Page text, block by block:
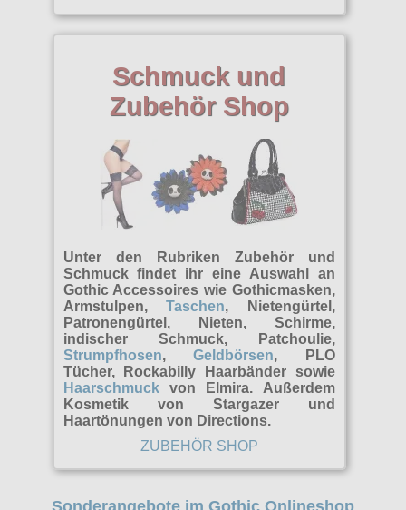
Schmuck und
Zubehör Shop
Unter den Rubriken Zubehör und
Schmuck findet ihr eine Auswahl an
Gothic Accessoires wie Gothicmasken,
Armstulpen,Taschen, Nietengürtel,
Patronengürtel, Nieten, Schirme,
indischer Schmuck, Patchoulie,
Strumpfhosen,Geldbörsen, PLO
Tücher, Rockabilly Haarbänder sowie
Haarschmuckvon Elmira. Außerdem
Kosmetik von Stargazer und
Haartönungen von Directions.
ZUBEHÖR SHOP